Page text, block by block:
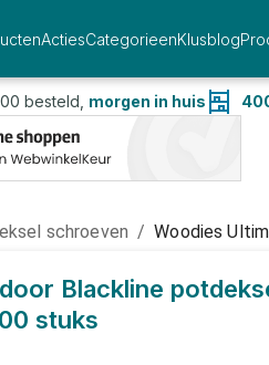
ActiesCategorieenKlusblog
besteld, morgen in huis
schroeven / Woodies
Blackline
stuks